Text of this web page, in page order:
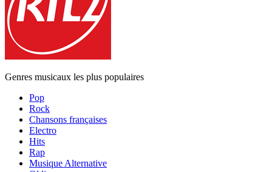
Genres musicaux les plus populaires
Pop
Rock
Chansons françaises
Electro
Hits
Rap
Musique Alternative